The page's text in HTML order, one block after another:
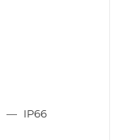
— IP66